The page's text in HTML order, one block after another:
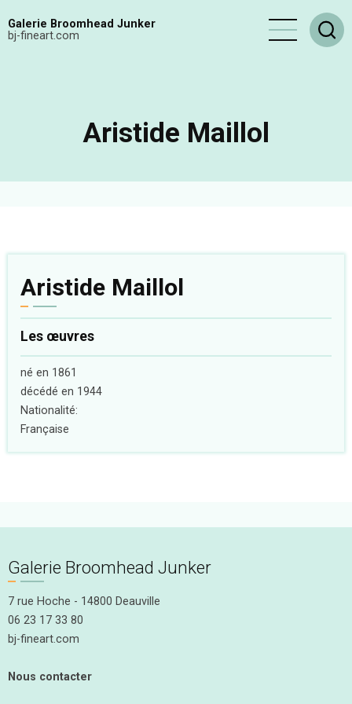
auGalerie Broomhead Junker
bj-fineart.com
Aristide Maillol
Aristide Maillol
Les œuvres
né en 1861
décédé en 1944
Nationalité:
Française
Galerie Broomhead Junker
7 rue Hoche - 14800 Deauville
06 23 17 33 80
bj-fineart.com
Nous contacter